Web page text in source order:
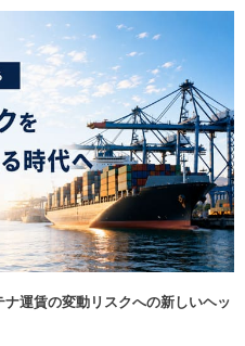
運賃の変動リスクへの新しいヘッ